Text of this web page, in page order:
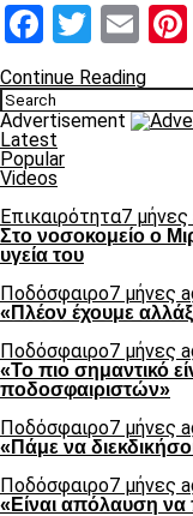
Continue Reading
Advertisement
Latest
Popular
Videos
Επικαιρότητα7 μήνες
Στο νοσοκομείο ο
υγεία του
Ποδόσφαιρο7 μήνες
«Πλέον έχουμε
Ποδόσφαιρο7 μήνες
«Το πιο σημαντικό
ποδοσφαιριστών»
Ποδόσφαιρο7 μήνες
«Πάμε να
Ποδόσφαιρο7 μήνες
«Είναι απόλαυση να